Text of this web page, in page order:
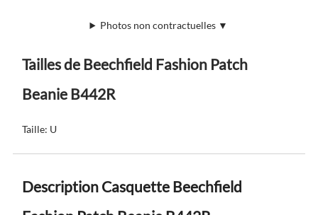
Photos non contractuelles ▼
Tailles de Beechfield Fashion Patch
Beanie B442R
Taille: U
Description Casquette Beechfield